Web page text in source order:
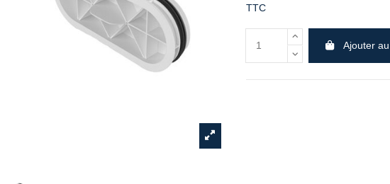
TTC
Ajouter